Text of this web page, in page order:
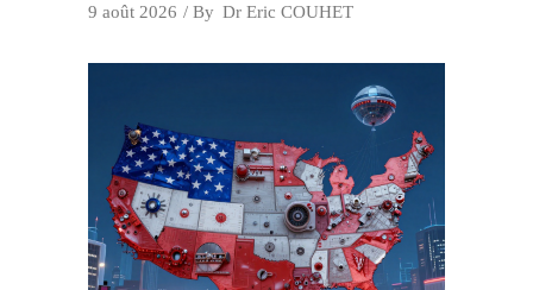
9 août 2026 By Dr Eric COUHET